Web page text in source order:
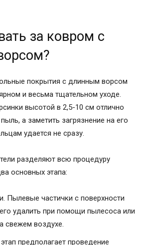
за ковром с
покрытия с длинным ворсом
и весьма тщательном уходе.
высотой в 2,5-10 см отлично
а заметить загрязнение на его
удается не сразу.
разделяют всю процедуру
основных этапа:
Пылевые частички с поверхности
удалить при помощи пылесоса или
свежем воздухе.
предполагает проведение